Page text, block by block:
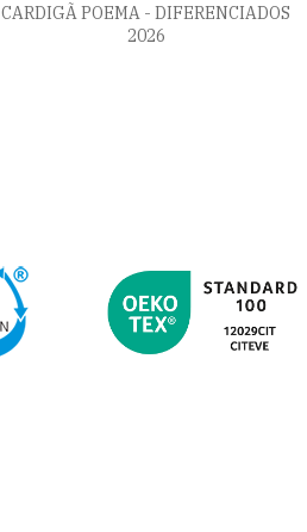
CARDIGÃ POEMA - DIFERENCIADOS
2026